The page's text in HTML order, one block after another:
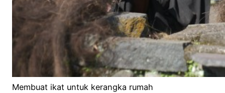
Membuat ikat untuk kerangka rumah